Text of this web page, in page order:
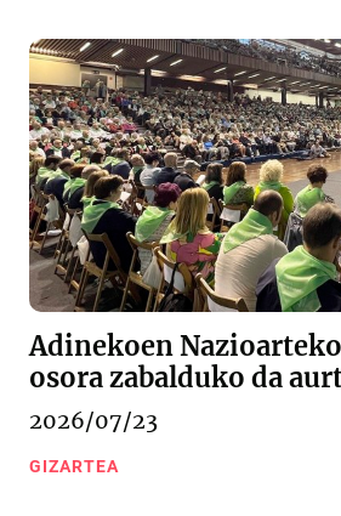
Adinekoen
osora zabalduko da
2026/07/23
GIZARTEA